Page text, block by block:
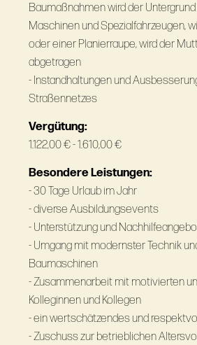
Baumaßnahmen wird der
Maschinen und Spezialfahrzeugen,
oder einer Planierraupe, wird der
abgetragen
- Instandhaltungen und
Straßennetzes
Vergütung:
1.122,00 € - 1.610,00 €
Besondere Leistungen:
- 30 Tage Urlaub im Jahr
- diverse Ausbildungsevents
- Unterstützung und
- Umgang mit modernster Technik
Baumaschinen
- Zusammenarbeit mit motivierten
Kolleginnen und Kollegen
- ein wertschätzendes und
- Zuschuss zur betrieblichen